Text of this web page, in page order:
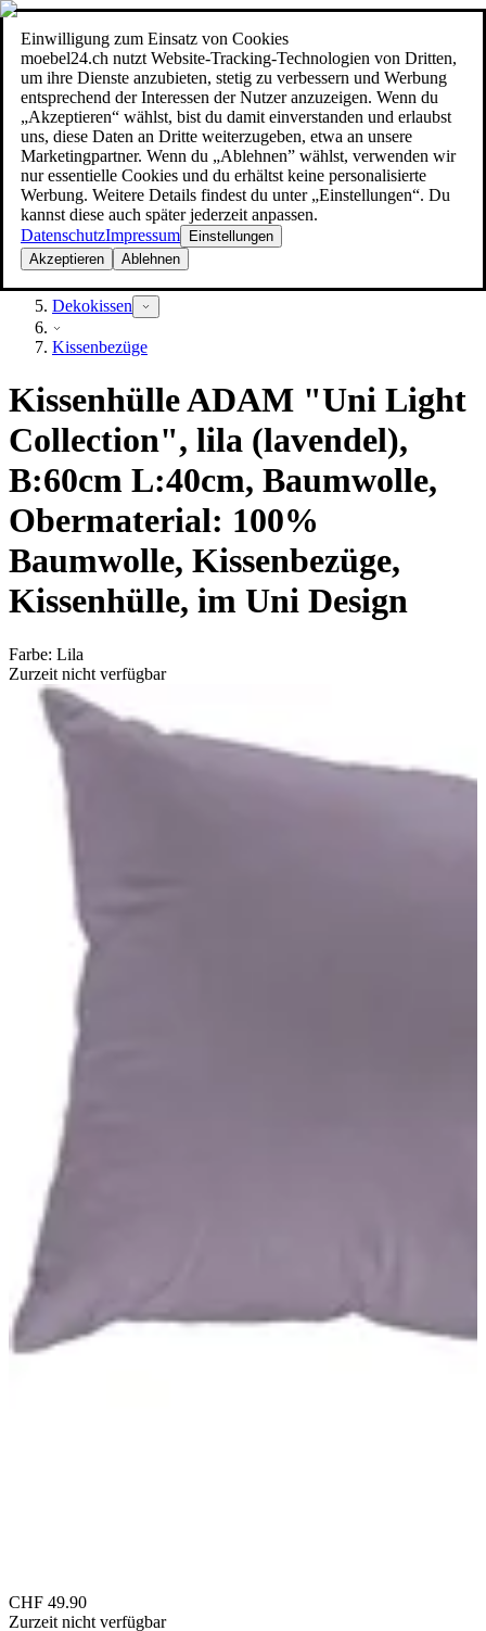
Einwilligung zum Einsatz von Cookies
moebel24.ch nutzt Website-Tracking-Technologien von Dritten,
um ihre Dienste anzubieten, stetig zu verbessern und Werbung
entsprechend der Interessen der Nutzer anzuzeigen. Wenn du
„Akzeptieren“ wählst, bist du damit einverstanden und erlaubst
uns, diese Daten an Dritte weiterzugeben, etwa an unsere
Marketingpartner. Wenn du „Ablehnen” wählst, verwenden wir
nur essentielle Cookies und du erhältst keine personalisierte
Werbung. Weitere Details findest du unter „Einstellungen“. Du
kannst diese auch später jederzeit anpassen.
DatenschutzImpressum
Einstellungen
Akzeptieren
Ablehnen
Suche
moebel dir den besten Preis!moebel dir den besten Preis!
Heimtextilien
Dekokissen
Kissenbezüge
Kissenhülle ADAM "Uni Light
Collection", lila (lavendel),
B:60cm L:40cm, Baumwolle,
Obermaterial: 100%
Baumwolle, Kissenbezüge,
Kissenhülle, im Uni Design
Farbe: Lila
Zurzeit nicht verfügbar
CHF 49.90
Zurzeit nicht verfügbar